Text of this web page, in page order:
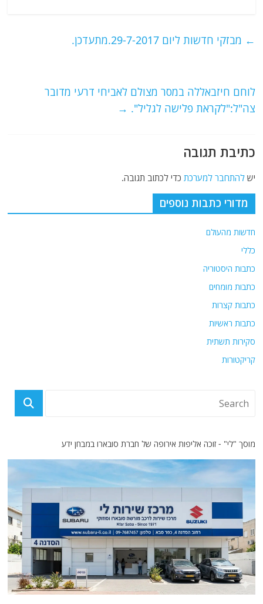
s
p
g
l
er
e
o
k
← מבזקי חדשות ליום 29-7-2017.מתעדכן.
לוחם חיזבאללה במסר מצולם לאביחי דרעי מדובר
צה"ל:"לקראת פלישה לגליל". →
כתיבת תגובה
ישלהתחבר למערכת כדי לכתוב תגובה.
מדורי כתבות נוספים
חדשות מהעולם
כללי
כתבות היסטוריה
כתבות מומחים
כתבות קצרות
כתבות ראשיות
סקירות תשתית
קריקטורות
מוסך "לי" - זוכה אליפות אירופה של חברת סובארו במבחן ידע